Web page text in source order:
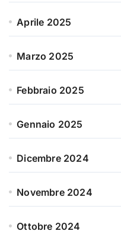
Aprile 2025
Marzo 2025
Febbraio 2025
Gennaio 2025
Dicembre 2024
Novembre 2024
Ottobre 2024